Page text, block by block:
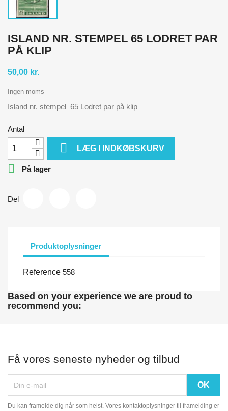
ISLAND NR. STEMPEL 65 LODRET PAR
PÅ KLIP
50,00 kr.
Ingen moms
Island nr. stempel 65 Lodret par på klip
Antal
 LÆG I INDKØBSKURV
 På lager
Del
Produktoplysninger
Reference 558
Based on your experience we are proud to
recommend you:
Få vores seneste nyheder og tilbud
Du kan framelde dig når som helst. Vores kontaktoplysninger til framelding er